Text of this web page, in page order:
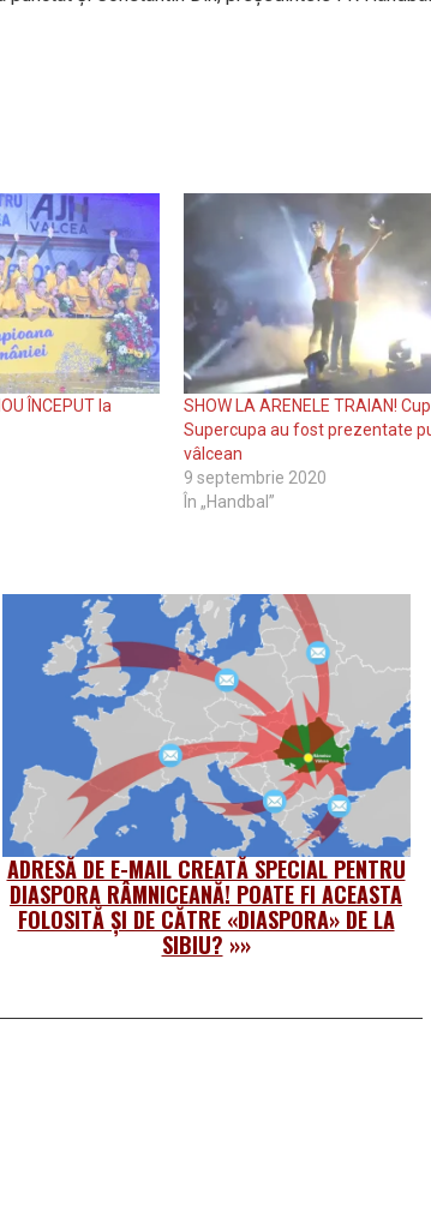
ÎNCEPUT la
SHOW LA ARENELE TRAIAN!
Supercupa au fost prezentate
vâlcean
9 septembrie 2020
În „Handbal”
ADRESĂ DE E-MAIL CREATĂ SPECIAL PENTRU
DIASPORA RÂMNICEANĂ! POATE FI ACEASTA
FOLOSITĂ ȘI DE CĂTRE «DIASPORA» DE LA
SIBIU? »»